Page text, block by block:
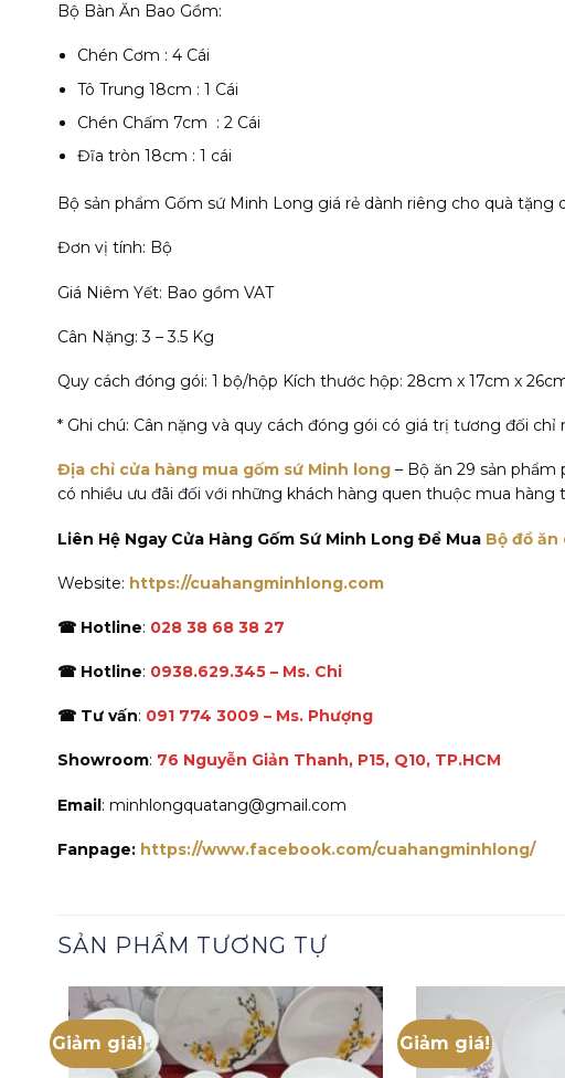
Bộ Bàn Ăn Bao Gồm:
Chén Cơm : 4 Cái
Tô Trung 18cm : 1 Cái
Chén Chấm 7cm : 2 Cái
Đĩa tròn 18cm : 1 cái
Bộ sản phẩm Gốm sứ Minh Long giá rẻ dành riêng cho quà
Đơn vị tính: Bộ
Giá Niêm Yết: Bao gồm VAT
Cân Nặng: 3 – 3.5 Kg
Quy cách đóng gói: 1 bộ/hộp Kích thước hộp: 28cm x 17cm x
* Ghi chú: Cân nặng và quy cách đóng gói có giá trị tương đối
Địa chỉ cửa hàng mua gốm sứ Minh long – Bộ ăn 29 sản
có nhiều ưu đãi đối với những khách hàng quen thuộc mua hàng
Liên Hệ Ngay Cửa Hàng Gốm Sứ Minh Long Để Mua Bộ đồ
Website: https://cuahangminhlong.com
☎ Hotline: 028 38 68 38 27
☎ Hotline: 0938.629.345 – Ms. Chi
☎ Tư vấn: 091 774 3009 – Ms. Phượng
Showroom: 76 Nguyễn Giản Thanh, P15, Q10, TP.HCM
Email: minhlongquatang@gmail.com
Fanpage: https://www.facebook.com/cuahangminhlong/
SẢN PHẨM TƯƠNG TỰ
Giảm giá! Giảm giá!